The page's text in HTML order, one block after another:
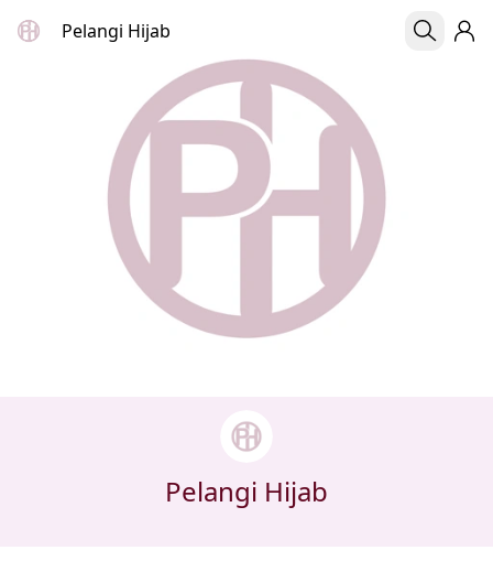
Pelangi Hijab
Pelangi Hijab